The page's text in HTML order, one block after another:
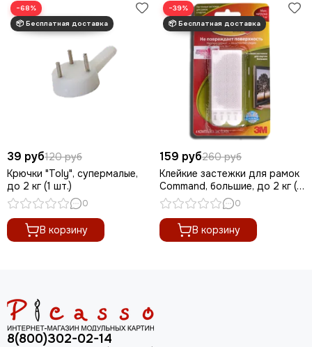
−68%
39 руб120 руб
Крючки "Toly", супермалые,
до 2 кг (1 шт.)
0
В корзину
−39%
159 руб260 руб
Клейкие застежки для рамок
Command, большие, до 2 кг (1
шт.)
0
В корзину
8(800)302-02-14